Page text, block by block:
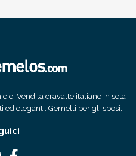
Vendita cravatte italiane in seta
ed eleganti. Gemelli per gli sposi.